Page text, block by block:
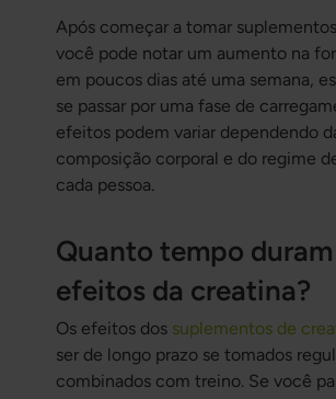
Após começar a tomar
você pode notar um aumento na
em poucos dias até uma semana,
se passar por uma fase de
efeitos podem variar dependendo
composição corporal e do regime
cada pessoa.
Quanto tempo
efeitos da creatina?
Os efeitos dos suplementos de
ser de longo prazo se tomados
combinados com treino. Se você